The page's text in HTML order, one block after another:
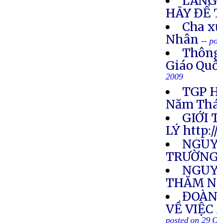
HÃY ĐỂ
Cha
Nhân --
Giáo
2009
TGP
Năm
GIỚI
LÝ
THĂM
VỀ